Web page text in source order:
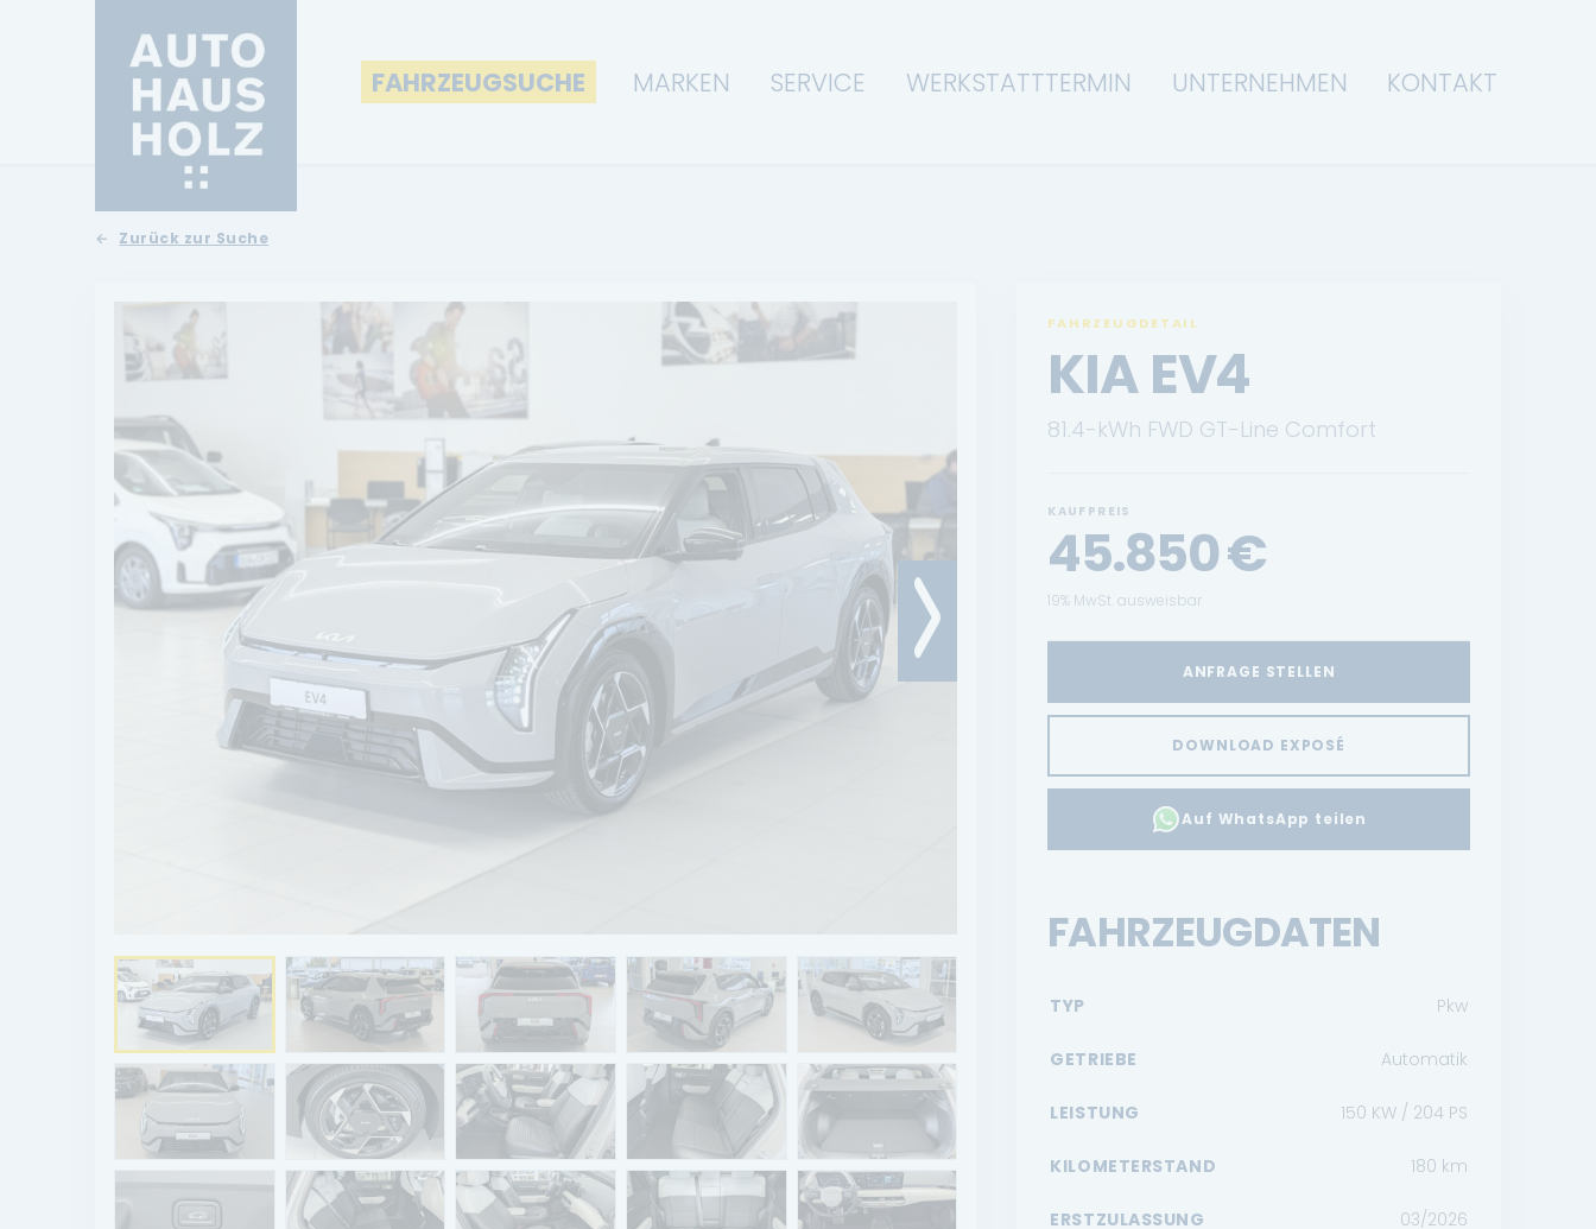
FAHRZEUGSUCHE MARKEN SERVICE WERKSTATTTERMIN UNTERNEHMEN KONTAKT
Zurück zur Suche
FAHRZEUGDETAIL
KIA EV4
81.4-kWh FWD GT-Line Comfort
KAUFPREIS
45.850€
19% MwSt. ausweisbar
ANFRAGE STELLEN
DOWNLOAD EXPOSÉ
Auf WhatsApp teilen
FAHRZEUGDATEN
TYP Pkw
GETRIEBE Automatik
LEISTUNG 150 KW / 204 PS
KILOMETERSTAND 180 km
ERSTZULASSUNG 03/2026